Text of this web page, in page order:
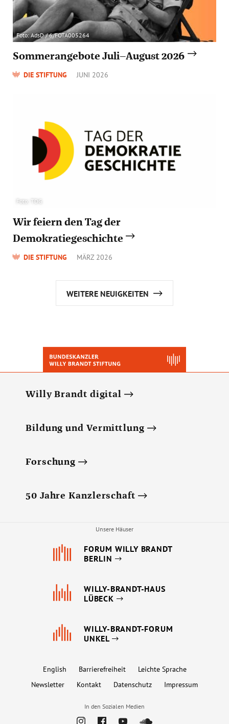
Foto: AdsD / 6/FOTA005264
Sommerangebote Juli–August 2026
DIE STIFTUNG JUNI 2026
Foto: TDG
Wir feiern den Tag der
Demokratiegeschichte
DIE STIFTUNG MÄRZ 2026
WEITERE NEUIGKEITEN
Willy Brandt digital
Bildung und Vermittlung
Forschung
50 Jahre Kanzlerschaft
Unsere Häuser
FORUM WILLY BRANDT
BERLIN
WILLY-BRANDT-HAUS
LÜBECK
WILLY-BRANDT-FORUM
UNKEL
English Barrierefreiheit
Leichte Sprache
Newsletter
Kontakt Datenschutz Impressum
In den Sozialen Medien